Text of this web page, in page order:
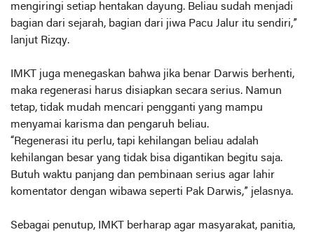
mengiringi setiap hentakan dayung. Beliau sudah menjadi
bagian dari sejarah, bagian dari jiwa Pacu Jalur itu sendiri,”
lanjut Rizqy.
IMKT juga menegaskan bahwa jika benar Darwis berhenti,
maka regenerasi harus disiapkan secara serius. Namun
tetap, tidak mudah mencari pengganti yang mampu
menyamai karisma dan pengaruh beliau.
“Regenerasi itu perlu, tapi kehilangan beliau adalah
kehilangan besar yang tidak bisa digantikan begitu saja.
Butuh waktu panjang dan pembinaan serius agar lahir
komentator dengan wibawa seperti Pak Darwis,” jelasnya.
Sebagai penutup, IMKT berharap agar masyarakat, panitia,